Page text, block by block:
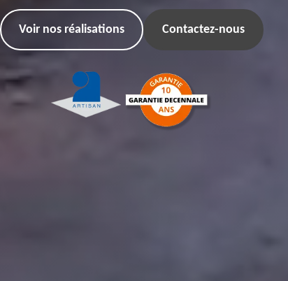
Voir nos réalisations Contactez-nous